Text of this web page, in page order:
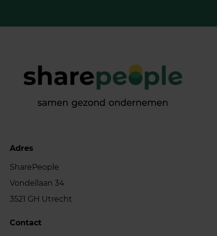
Adres
SharePeople
Vondellaan 34
3521 GH Utrecht
Contact